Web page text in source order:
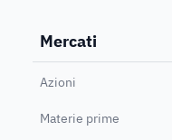
Mercati
Azioni
Materie prime